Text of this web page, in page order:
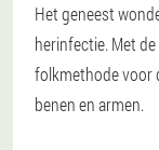
Het geneest
herinfectie. Met
folkmethode voor
benen en armen.